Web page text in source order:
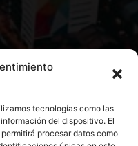
tecnologías como las
del dispositivo. El
procesar datos como